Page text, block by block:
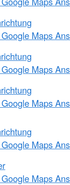
Maps
Maps
Maps
Maps
Maps